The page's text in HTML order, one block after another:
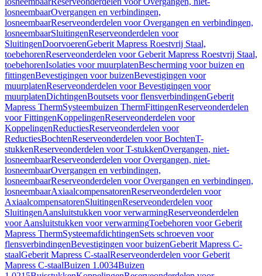
losneembaarOvergangen en verbindingen,
losneembaarReserveonderdelen voor Overgangen en verbindingen,
losneembaarSluitingenReserveonderdelen voor
SluitingenDoorvoerenGeberit Mapress Roestvrij Staal,
toebehorenReserveonderdelen voor Geberit Mapress Roestvrij Staal,
toebehorenIsolaties voor muurplatenBescherming voor buizen en
fittingenBevestigingen voor buizenBevestigingen voor
muurplatenReserveonderdelen voor Bevestigingen voor
muurplatenDichtingenBoutsets voor flensverbindingenGeberit
Mapress ThermSysteembuizen ThermFittingenReserveonderdelen
voor FittingenKoppelingenReserveonderdelen voor
KoppelingenReductiesReserveonderdelen voor
ReductiesBochtenReserveonderdelen voor BochtenT-
stukkenReserveonderdelen voor T-stukkenOvergangen, niet-
losneembaarReserveonderdelen voor Overgangen, niet-
losneembaarOvergangen en verbindingen,
losneembaarReserveonderdelen voor Overgangen en verbindingen,
losneembaarAxiaalcompensatorenReserveonderdelen voor
AxiaalcompensatorenSluitingenReserveonderdelen voor
SluitingenAansluitstukken voor verwarmingReserveonderdelen
voor Aansluitstukken voor verwarmingToebehoren voor Geberit
Mapress ThermSysteemafdichtingenSets schroeven voor
flensverbindingenBevestigingen voor buizenGeberit Mapress C-
staalGeberit Mapress C-staalReserveonderdelen voor Geberit
Mapress C-staalBuizen 1.0034Buizen